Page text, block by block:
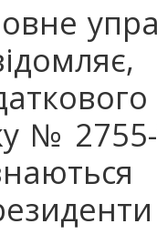
№ 2755-